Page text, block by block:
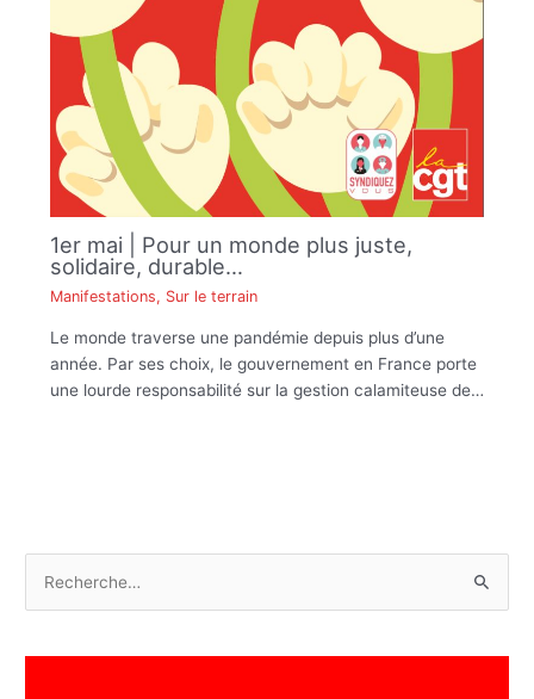
1er mai | Pour un monde plus juste,
solidaire, durable…
Manifestations, Sur le terrain
Le monde traverse une pandémie depuis plus d’une
année. Par ses choix, le gouvernement en France porte
une lourde responsabilité sur la gestion calamiteuse de…